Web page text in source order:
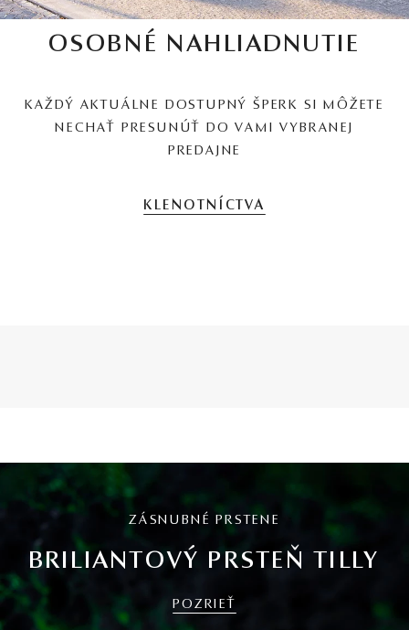
OSOBNÉ NAHLIADNUTIE
KAŽDÝ AKTUÁLNE DOSTUPNÝ ŠPERK SI MÔŽETE
NECHAŤ PRESUNÚŤ DO VAMI VYBRANEJ
PREDAJNE
KLENOTNÍCTVA
ZÁSNUBNÉ PRSTENE
BRILIANTOVÝ PRSTEŇ TILLY
POZRIEŤ